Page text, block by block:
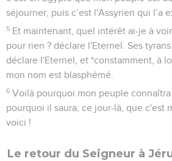
séjourner, puis c’est l'Assyrien qui l’a
5 Et maintenant, quel intérêt ai-je à
pour rien ? déclare l'Eternel. Ses
déclare l'Eternel, et *constamment, à
mon nom est blasphémé.
6 Voilà pourquoi mon peuple
pourquoi il saura, ce jour-là, que c'est
voici !
Le retour du Seigneur à